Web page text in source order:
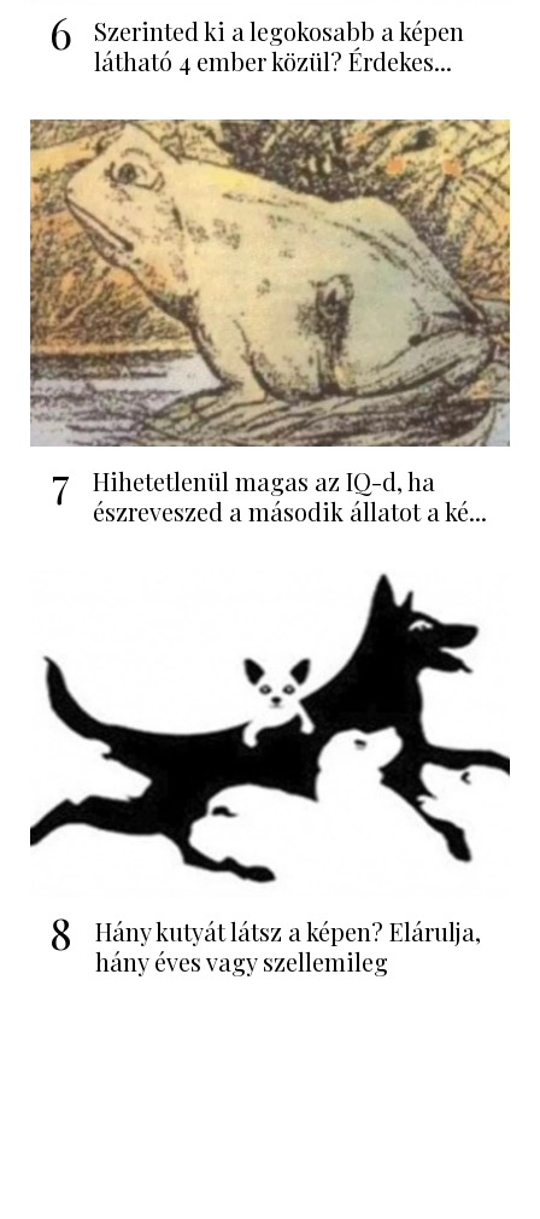
6
Szerinted ki a legokosabb a képen
látható 4 ember közül? Érdekes...
7
Hihetetlenül magas az IQ-d, ha
észreveszed a második állatot a ké...
8
Hány kutyát látsz a képen? Elárulja,
hány éves vagy szellemileg